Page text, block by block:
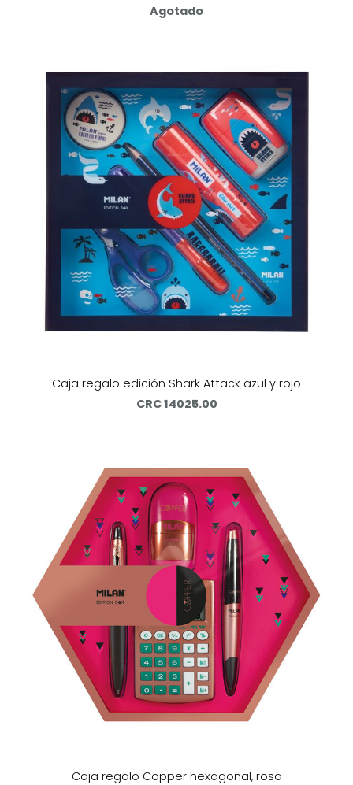
Agotado
Caja regalo edición Shark Attack azul y rojo
CRC 14025.00
Caja regalo Copper hexagonal, rosa